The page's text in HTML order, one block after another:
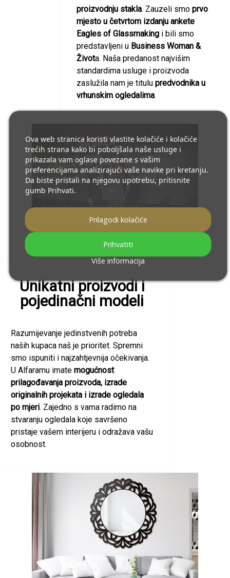
proizvodnju stakla. Zauzeli smo prvo
mjesto u četvrtom izdanju ankete
Eagles of Glassmakingi bili smo
predstavljeni u Business Woman &
Života. Naša predanost najvišim
standardima usluge i proizvoda
zaslužila nam je titulu predvodnika u
vrhunskim ogledalima.
Unikatni proizvodi i
pojedinačni modeli
Razumijevanje jedinstvenih potreba
naših kupaca naš je prioritet. Spremni
smo ispuniti i najzahtjevnija očekivanja.
U Alfaramu imate mogućnost
prilagođavanja proizvoda, izrade
originalnih projekata i izrade ogledala
po mjeri. Zajedno s vama radimo na
stvaranju ogledala koje savršeno
pristaje vašem interijeru i odražava vašu
osobnost.
Ova web stranica koristi vlastite kolačiće i kolačiće
trećih strana kako bi poboljšala naše usluge i
prikazala vam oglase povezane s vašim
preferencijama analizirajući vaše navike pri kretanju.
Da biste pristali na njegovu upotrebu, pritisnite
gumb Prihvati.
Više informacija
Prilagodi kolačiće
Prihvatiti